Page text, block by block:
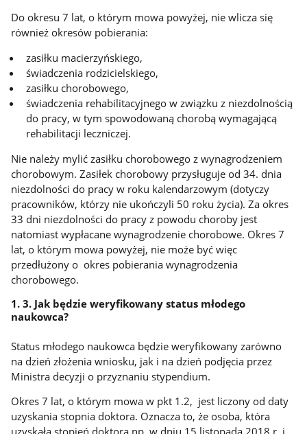
Do okresu 7 lat, o którym mowa powyżej, nie wlicza się
również okresów pobierania:
zasiłku macierzyńskiego,
świadczenia rodzicielskiego,
zasiłku chorobowego,
świadczenia rehabilitacyjnego w związku z niezdolnością
do pracy, w tym spowodowaną chorobą wymagającą
rehabilitacji leczniczej.
Nie należy mylić zasiłku chorobowego z wynagrodzeniem
chorobowym. Zasiłek chorobowy przysługuje od 34. dnia
niezdolności do pracy w roku kalendarzowym (dotyczy
pracowników, którzy nie ukończyli 50 roku życia). Za okres
33 dni niezdolności do pracy z powodu choroby jest
natomiast wypłacane wynagrodzenie chorobowe. Okres 7
lat, o którym mowa powyżej, nie może być więc
przedłużony o okres pobierania wynagrodzenia
chorobowego.
1. 3. Jak będzie weryfikowany status młodego
naukowca?
Status młodego naukowca będzie weryfikowany zarówno
na dzień złożenia wniosku, jak i na dzień podjęcia przez
Ministra decyzji o przyznaniu stypendium.
Okres 7 lat, o którym mowa w pkt 1.2, jest liczony od daty
uzyskania stopnia doktora. Oznacza to, że osoba, która